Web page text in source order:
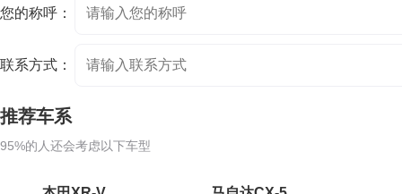
您的称呼：
联系方式：
推荐车系
95%的人还会考虑以下车型